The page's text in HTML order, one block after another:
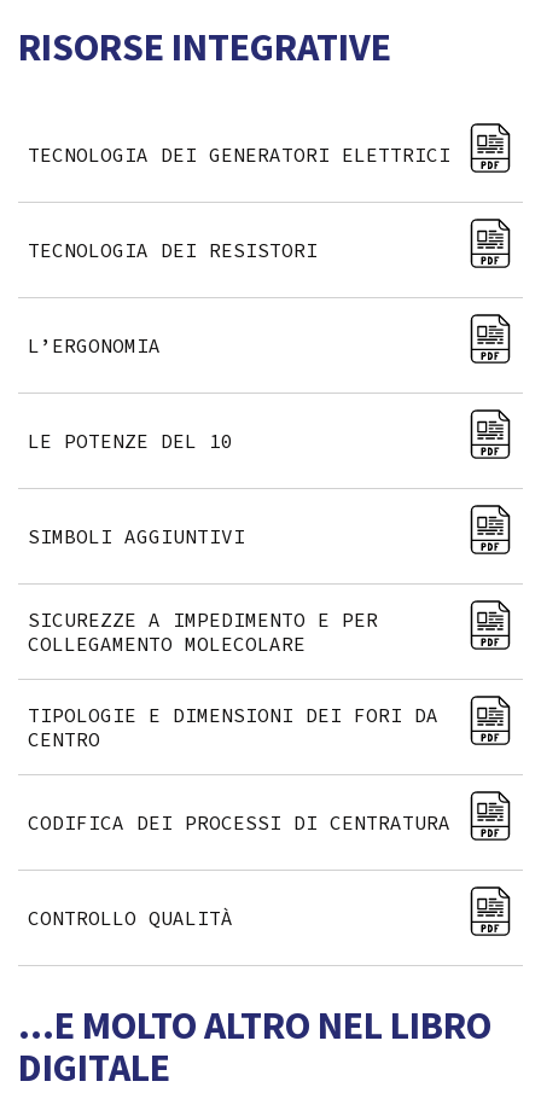
RISORSE INTEGRATIVE
TECNOLOGIA DEI GENERATORI ELETTRICI
TECNOLOGIA DEI RESISTORI
L’ERGONOMIA
LE POTENZE DEL 10
SIMBOLI AGGIUNTIVI
SICUREZZE A IMPEDIMENTO E PER
COLLEGAMENTO MOLECOLARE
TIPOLOGIE E DIMENSIONI DEI FORI DA
CENTRO
CODIFICA DEI PROCESSI DI CENTRATURA
CONTROLLO QUALITÀ
...E MOLTO ALTRO NEL LIBRO
DIGITALE